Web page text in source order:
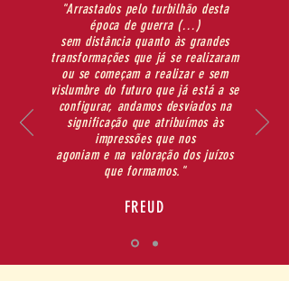
"Arrastados pelo turbilhão desta
época de guerra (…)
sem distância quanto às grandes
transformações que já se realizaram
ou se começam a realizar e sem
vislumbre do futuro que já está a se
configurar, andamos desviados na
significação que atribuímos às
impressões que nos
agoniam e na valoração dos juízos
que formamos."
FREUD